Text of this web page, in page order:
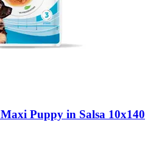
Maxi Puppy in Salsa 10x140